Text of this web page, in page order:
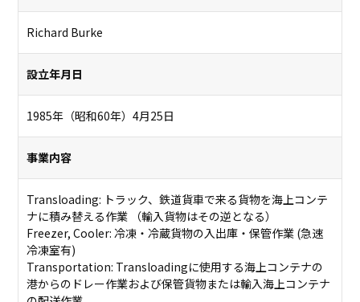
Richard Burke
設立年月日
1985年（昭和60年）4月25日
事業内容
Transloading: トラック、鉄道貨車で来る貨物を海上コンテ
ナに積み替える作業 （輸入貨物はその逆となる）
Freezer, Cooler: 冷凍・冷蔵貨物の入出庫・保管作業 (急速
冷凍室有)
Transportation: Transloadingに使用する海上コンテナの
港からのドレー作業および保管貨物または輸入海上コンテナ